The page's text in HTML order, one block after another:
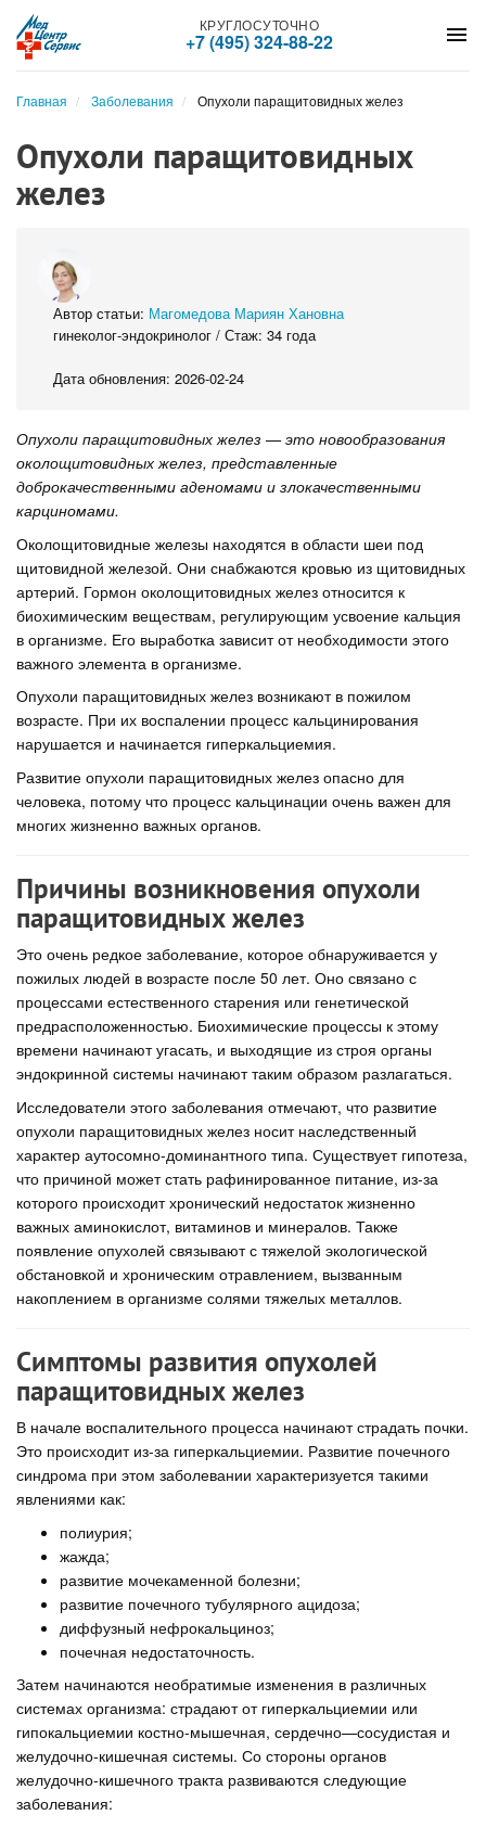
menu
КРУГЛОСУТОЧНО
+7 (495) 324-88-22
Главная Заболевания Опухоли паращитовидных желез
Опухоли паращитовидных
желез
Автор статьи: Магомедова Мариян Хановна
гинеколог-эндокринолог / Стаж: 34 года
Дата обновления: 2026-02-24
Опухоли паращитовидных желез — это новообразования
околощитовидных желез, представленные
доброкачественными аденомами и злокачественными
карциномами.
Околощитовидные железы находятся в области шеи под
щитовидной железой. Они снабжаются кровью из щитовидных
артерий. Гормон околощитовидных желез относится к
биохимическим веществам, регулирующим усвоение кальция
в организме. Его выработка зависит от необходимости этого
важного элемента в организме.
Опухоли паращитовидных желез возникают в пожилом
возрасте. При их воспалении процесс кальцинирования
нарушается и начинается гиперкальциемия.
Развитие опухоли паращитовидных желез опасно для
человека, потому что процесс кальцинации очень важен для
многих жизненно важных органов.
Причины возникновения опухоли
паращитовидных желез
Это очень редкое заболевание, которое обнаруживается у
пожилых людей в возрасте после 50 лет. Оно связано с
процессами естественного старения или генетической
предрасположенностью. Биохимические процессы к этому
времени начинают угасать, и выходящие из строя органы
эндокринной системы начинают таким образом разлагаться.
Исследователи этого заболевания отмечают, что развитие
опухоли паращитовидных желез носит наследственный
характер аутосомно-доминантного типа. Существует гипотеза,
что причиной может стать рафинированное питание, из-за
которого происходит хронический недостаток жизненно
важных аминокислот, витаминов и минералов. Также
появление опухолей связывают с тяжелой экологической
обстановкой и хроническим отравлением, вызванным
накоплением в организме солями тяжелых металлов.
Симптомы развития опухолей
паращитовидных желез
В начале воспалительного процесса начинают страдать почки.
Это происходит из-за гиперкальциемии. Развитие почечного
синдрома при этом заболевании характеризуется такими
явлениями как:
полиурия;
жажда;
развитие мочекаменной болезни;
развитие почечного тубулярного ацидоза;
диффузный нефрокальциноз;
почечная недостаточность.
Затем начинаются необратимые изменения в различных
системах организма: страдают от гиперкальциемии или
гипокальциемии костно-мышечная, сердечно—сосудистая и
желудочно-кишечная системы. Со стороны органов
желудочно-кишечного тракта развиваются следующие
заболевания: